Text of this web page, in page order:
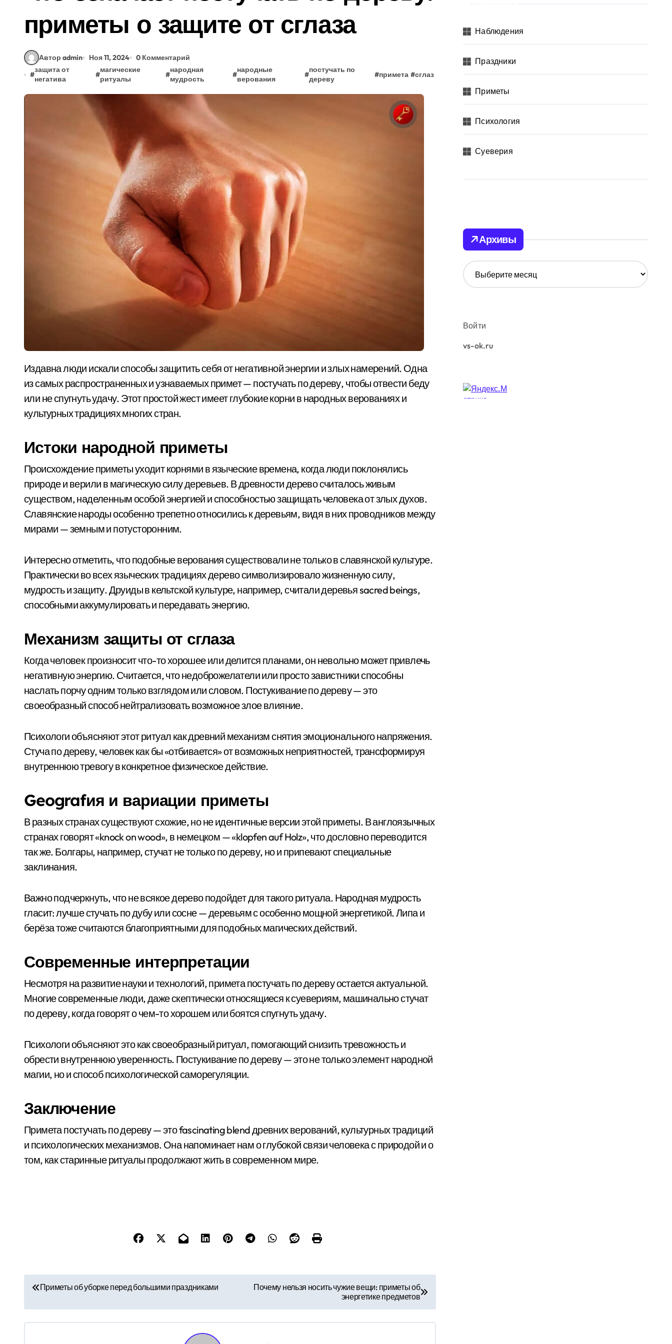
приметы о защите от сглаза
Автор admin Ноя 11, 2024
0 Комментарий
#
защита от
негатива
#
магические
ритуалы
#
народная
мудрость
#
народные
верования
#
постучать по
дереву
#примета #сглаз
Издавна люди искали способы защитить себя от негативной энергии и злых намерений. Одна
из самых распространенных и узнаваемых примет — постучать по дереву, чтобы отвести беду
или не спугнуть удачу. Этот простой жест имеет глубокие корни в народных верованиях и
культурных традициях многих стран.
Истоки народной приметы
Происхождение приметы уходит корнями в языческие времена, когда люди поклонялись
природе и верили в магическую силу деревьев. В древности дерево считалось живым
существом, наделенным особой энергией и способностью защищать человека от злых духов.
Славянские народы особенно трепетно относились к деревьям, видя в них проводников между
мирами — земным и потусторонним.
Интересно отметить, что подобные верования существовали не только в славянской культуре.
Практически во всех языческих традициях дерево символизировало жизненную силу,
мудрость и защиту. Друиды в кельтской культуре, например, считали деревья sacred beings,
способными аккумулировать и передавать энергию.
Механизм защиты от сглаза
Когда человек произносит что-то хорошее или делится планами, он невольно может привлечь
негативную энергию. Считается, что недоброжелатели или просто завистники способны
наслать порчу одним только взглядом или словом. Постукивание по дереву — это
своеобразный способ нейтрализовать возможное злое влияние.
Психологи объясняют этот ритуал как древний механизм снятия эмоционального напряжения.
Стуча по дереву, человек как бы «отбивается» от возможных неприятностей, трансформируя
внутреннюю тревогу в конкретное физическое действие.
Geografия и вариации приметы
В разных странах существуют схожие, но не идентичные версии этой приметы. В англоязычных
странах говорят «knock on wood», в немецком — «klopfen auf Holz», что дословно переводится
так же. Болгары, например, стучат не только по дереву, но и припевают специальные
заклинания.
Важно подчеркнуть, что не всякое дерево подойдет для такого ритуала. Народная мудрость
гласит: лучше стучать по дубу или сосне — деревьям с особенно мощной энергетикой. Липа и
берёза тоже считаются благоприятными для подобных магических действий.
Современные интерпретации
Несмотря на развитие науки и технологий, примета постучать по дереву остается актуальной.
Многие современные люди, даже скептически относящиеся к суевериям, машинально стучат
по дереву, когда говорят о чем-то хорошем или боятся спугнуть удачу.
Психологи объясняют это как своеобразный ритуал, помогающий снизить тревожность и
обрести внутреннюю уверенность. Постукивание по дереву — это не только элемент народной
магии, но и способ психологической саморегуляции.
Заключение
Примета постучать по дереву — это fascinating blend древних верований, культурных традиций
и психологических механизмов. Она напоминает нам о глубокой связи человека с природой и о
том, как старинные ритуалы продолжают жить в современном мире.
Н
а
в
Приметы об уборке перед большими праздниками
Почему нельзя носить чужие вещи: приметы об
энергетике предметов
Наблюдения
Праздники
Приметы
Психология
Суеверия
Архивы
А
р
ы
Войти
vs-ok.ru